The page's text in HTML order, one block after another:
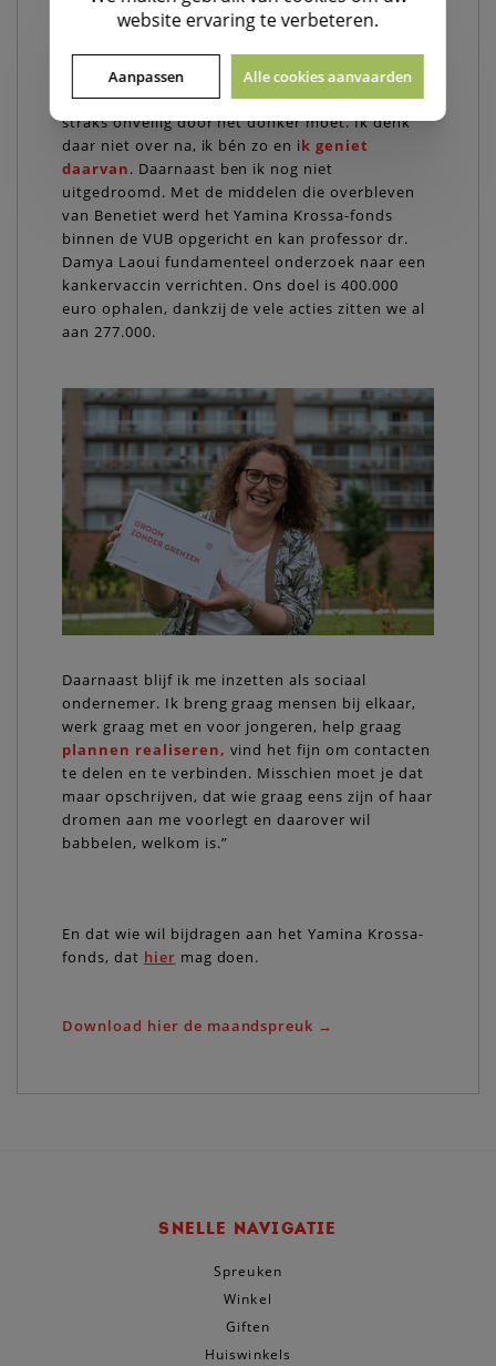
Moeder Theresa. Iedereen kan iemand voor
iemand anders zijn, toch? Ik verras graag
mensen met een ‘little act of kindness’: mijn
paraplu spontaan boven iemands hoofd houden
of fietslichtjes doven omdat de eigenaar anders
straks onveilig door het donker moet. Ik denk
daar niet over na, ik bén zo en ik geniet
daarvan. Daarnaast ben ik nog niet
uitgedroomd. Met de middelen die overbleven
van Benetiet werd het Yamina Krossa-fonds
binnen de VUB opgericht en kan professor dr.
Damya Laoui fundamenteel onderzoek naar een
kankervaccin verrichten. Ons doel is 400.000
euro ophalen, dankzij de vele acties zitten we al
aan 277.000.
Daarnaast blijf ik me inzetten als sociaal
ondernemer. Ik breng graag mensen bij elkaar,
werk graag met en voor jongeren, help graag
plannen realiseren, vind het fijn om contacten
te delen en te verbinden. Misschien moet je dat
maar opschrijven, dat wie graag eens zijn of haar
dromen aan me voorlegt en daarover wil
babbelen, welkom is.”
En dat wie wil bijdragen aan het Yamina Krossa-
fonds, dat hier mag doen.
Download hier de maandspreuk →
SNELLE NAVIGATIE
Spreuken
Winkel
Giften
Huiswinkels
website ervaring te verbeteren.
Aanpassen Alle cookies aanvaarden